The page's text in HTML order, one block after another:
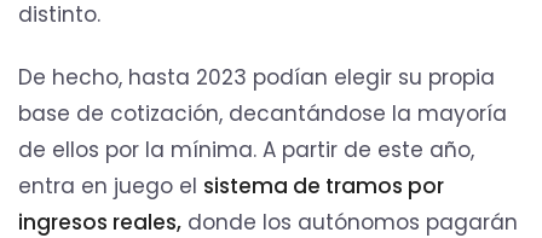
distinto.
De hecho, hasta 2023 podían elegir su propia
base de cotización, decantándose la mayoría
de ellos por la mínima. A partir de este año,
entra en juego el sistema de tramos por
ingresos reales, donde los autónomos pagarán